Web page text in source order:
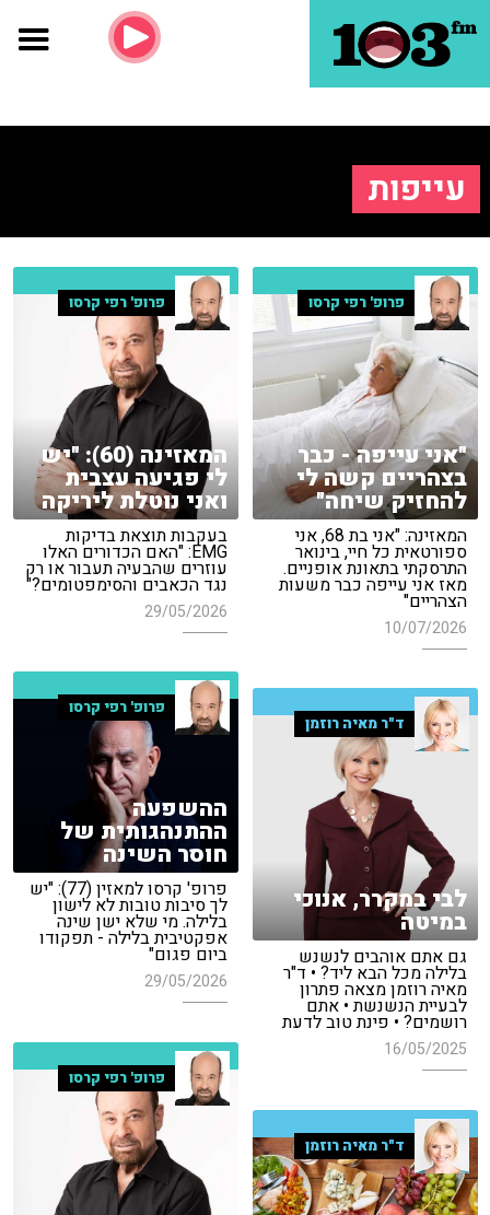
עייפות
פרופ' רפי קרסו
"אני עייפה - כבר
בצהריים קשה לי
להחזיק שיחה"
המאזינה: "אני בת 68, אני
ספורטאית כל חיי, בינואר
התרסקתי בתאונת אופניים.
מאז אני עייפה כבר משעות
הצהריים"
10/07/2026
פרופ' רפי קרסו
המאזינה (60): "יש
לי פגיעה עצבית
ואני נוטלת ליריקה
בעקבות תוצאת בדיקות
EMG: "האם הכדורים האלו
עוזרים שהבעיה תעבור או רק
נגד הכאבים והסימפטומים?"
29/05/2026
פרופ' רפי קרסו
ההשפעה
ההתנהגותית של
חוסר השינה
פרופ' קרסו למאזין (77): "יש
לך סיבות טובות לא לישון
בלילה. מי שלא ישן שינה
אפקטיבית בלילה - תפקודו
ביום פגום"
29/05/2026
ד"ר מאיה רוזמן
לבי במקרר, אנוכי
במיטה
גם אתם אוהבים לנשנש
בלילה מכל הבא ליד? • ד"ר
מאיה רוזמן מצאה פתרון
לבעיית הנשנשת • אתם
רושמים? • פינת טוב לדעת
16/05/2025
פרופ' רפי קרסו
ד"ר מאיה רוזמן